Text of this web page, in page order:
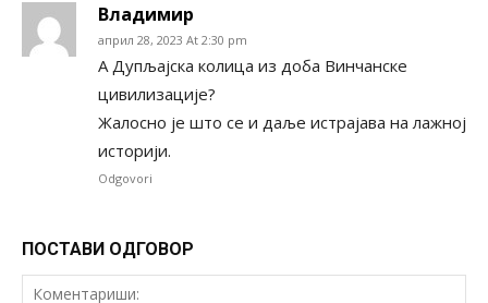
Владимир
април 28, 2023 At 2:30 pm
А Дупљајска колица из доба Винчанске
цивилизације?
Жалосно је што се и даље истрајава на лажној
историји.
Odgovori
ПОСТАВИ ОДГОВОР